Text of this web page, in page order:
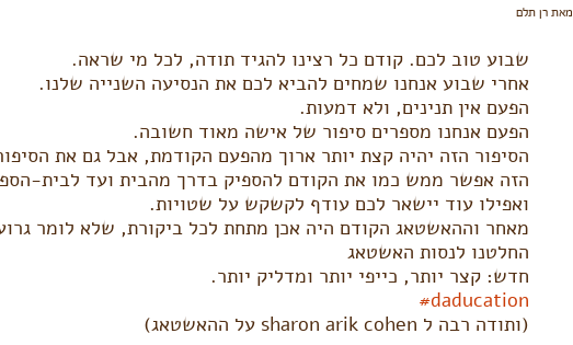
מאת רן תלם
שבוע טוב לכם. קודם כל רצינו להגיד תודה, לכל מי שראה.
אחרי שבוע אנחנו שמחים להביא לכם את הנסיעה השנייה שלנו.
הפעם אין תנינים, ולא דמעות.
הפעם אנחנו מספרים סיפור של אישה מאוד חשובה.
הסיפור הזה יהיה קצת יותר ארוך מהפעם הקודמת, אבל גם את
הזה אפשר ממש כמו את הקודם להספיק בדרך מהבית ועד לבית-
ואפילו עוד יישאר לכם עודף לקשקש על שטויות.
מאחר וההאשטאג הקודם היה אכן מתחת לכל ביקורת, שלא לומר
החלטנו לנסות האשטאג
חדש: קצר יותר, כייפי יותר ומדליק יותר.
‪#‎daducation‬
(ותודה רבה ל sharon arik cohen על ההאשטאג)